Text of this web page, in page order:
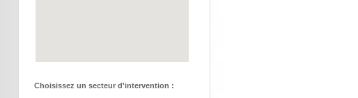
Choisissez un secteur d'intervention :